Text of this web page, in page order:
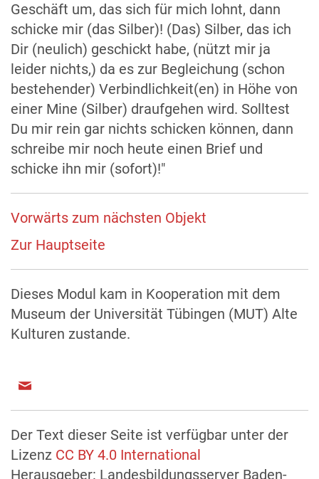
Geschäft um, das sich für mich lohnt, dann
schicke mir (das Silber)! (Das) Silber, das ich
Dir (neulich) geschickt habe, (nützt mir ja
leider nichts,) da es zur Begleichung (schon
bestehender) Verbindlichkeit(en) in Höhe von
einer Mine (Silber) draufgehen wird. Solltest
Du mir rein gar nichts schicken können, dann
schreibe mir noch heute einen Brief und
schicke ihn mir (sofort)!"
Vorwärts zum nächsten Objekt
Zur Hauptseite
Dieses Modul kam in Kooperation mit dem
Museum der Universität Tübingen (MUT) Alte
Kulturen zustande.
Der Text dieser Seite ist verfügbar unter der
Lizenz CC BY 4.0 International
Herausgeber: Landesbildungsserver Baden-